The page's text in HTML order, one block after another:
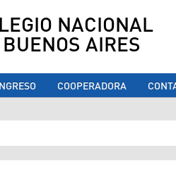
NACIONAL
AIRES
COOPERADORA
aquí